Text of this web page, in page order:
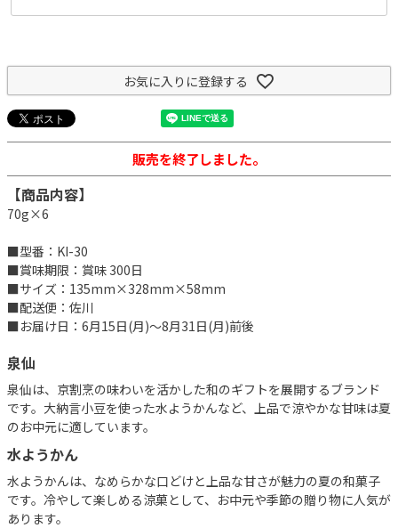
お気に入りに登録する
販売を終了しました。
【商品内容】
70g×6
■型番：KI-30
■賞味期限：賞味 300日
■サイズ：135mm×328mm×58mm
■配送便：佐川
■お届け日：6月15日(月)～8月31日(月)前後
泉仙
泉仙は、京割烹の味わいを活かした和のギフトを展開するブランド
です。大納言小豆を使った水ようかんなど、上品で涼やかな甘味は夏
のお中元に適しています。
水ようかん
水ようかんは、なめらかな口どけと上品な甘さが魅力の夏の和菓子
です。冷やして楽しめる涼菓として、お中元や季節の贈り物に人気が
あります。